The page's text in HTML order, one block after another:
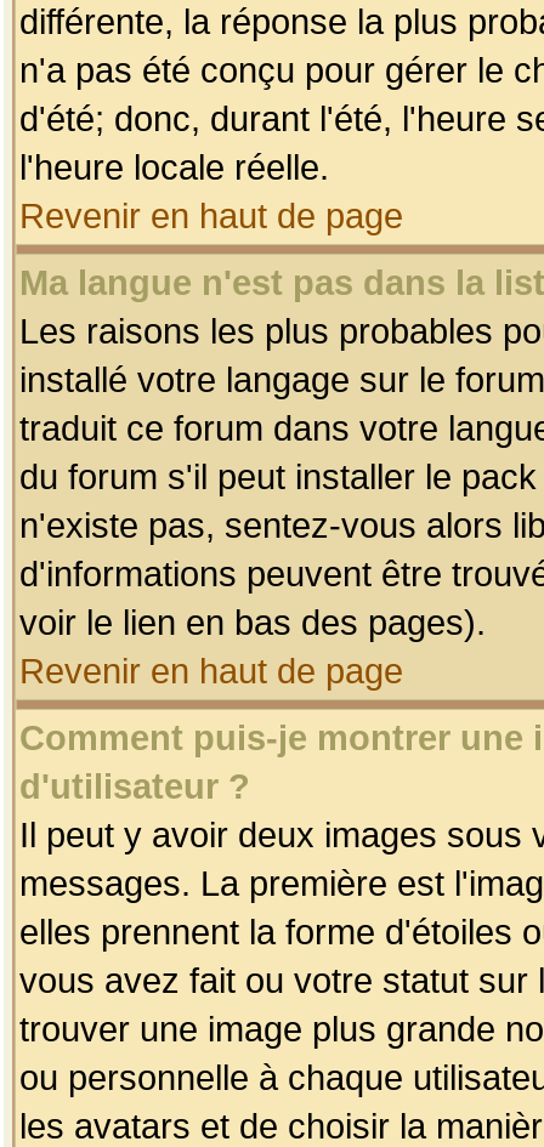
différente, la réponse la plus
n'a pas été conçu pour gérer le
d'été; donc, durant l'été, l'heure
l'heure locale réelle.
Revenir en haut de page
Ma langue n'est pas dans la
Les raisons les plus probables
installé votre langage sur le
traduit ce forum dans votre
du forum s'il peut installer le
n'existe pas, sentez-vous alors
d'informations peuvent être
voir le lien en bas des pages).
Revenir en haut de page
Comment puis-je montrer une
d'utilisateur ?
Il peut y avoir deux images sous
messages. La première est
elles prennent la forme d'étoiles
vous avez fait ou votre statut
trouver une image plus grande
ou personnelle à chaque
les avatars et de choisir la